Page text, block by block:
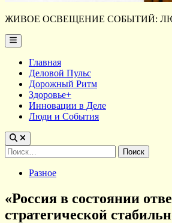
ЖИВОЕ ОСВЕЩЕНИЕ СОБЫТИЙ:
Main
Menu
Главная
Деловой Пульс
Дорожный Ритм
Здоровье+
Инновации в Деле
Люди и События
Найти:
PostedРазное
«Россия в состоянии
стратегической